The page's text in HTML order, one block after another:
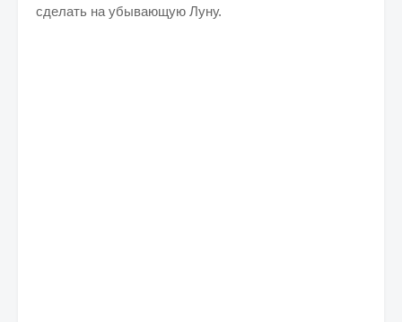
сделать на убывающую Луну.